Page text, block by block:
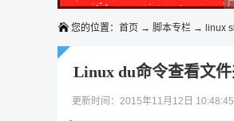
您的位置： 首页 → 脚本专栏 → linux
Linux du命令查看文
更新时间：2015年11月12日